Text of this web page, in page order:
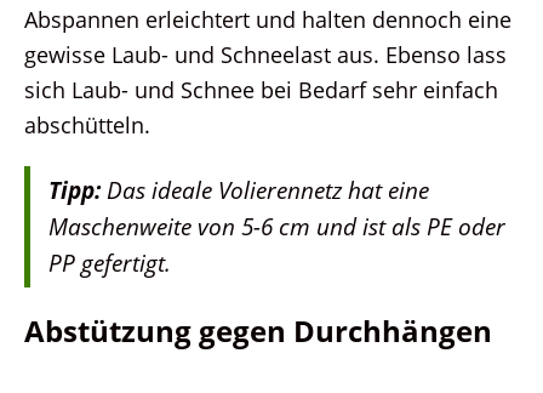
Abspannen erleichtert und halten dennoch eine
gewisse Laub- und Schneelast aus. Ebenso lass
sich Laub- und Schnee bei Bedarf sehr einfach
abschütteln.
Tipp:Das ideale Volierennetz hat eine
Maschenweite von 5-6 cm und ist als PE oder
PP gefertigt.
Abstützung gegen Durchhängen